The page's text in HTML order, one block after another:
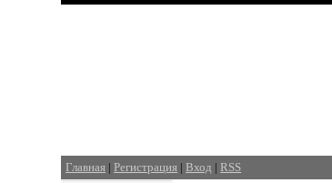
Главная | Регистрация |Вход | RSS